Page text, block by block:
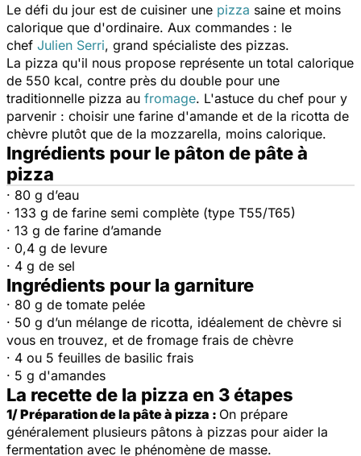
Le défi du jour est de cuisiner une pizza saine et moins
calorique que d'ordinaire. Aux commandes : le
chef Julien Serri, grand spécialiste des pizzas.
La pizza qu'il nous propose représente un total calorique
de 550 kcal, contre près du double pour une
traditionnelle pizza au fromage. L'astuce du chef pour y
parvenir : choisir une farine d'amande et de la ricotta de
chèvre plutôt que de la mozzarella, moins calorique.
Ingrédients pour le pâton de pâte à
pizza
· 80 g d’eau
· 133 g de farine semi complète (type T55/T65)
· 13 g de farine d’amande
· 0,4 g de levure
· 4 g de sel
Ingrédients pour la garniture
· 80 g de tomate pelée
· 50 g d’un mélange de ricotta, idéalement de chèvre si
vous en trouvez, et de fromage frais de chèvre
· 4 ou 5 feuilles de basilic frais
· 5 g d'amandes
La recette de la pizza en 3 étapes
1/ Préparation de la pâte à pizza : On prépare
généralement plusieurs pâtons à pizzas pour aider la
fermentation avec le phénomène de masse.